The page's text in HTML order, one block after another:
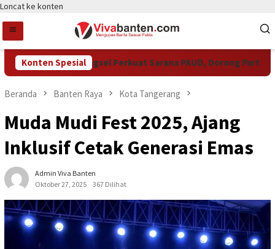
Loncat ke konten
Konten Spesial
Pemkot Tangsel Perkuat Sarana PAUD, Dorong Partisipasi
Beranda Banten Raya Kota Tangerang
Muda Mudi Fest 2025, Ajang
Inklusif Cetak Generasi Emas
Admin Viva Banten
Oktober 27, 2025
367 Dilihat